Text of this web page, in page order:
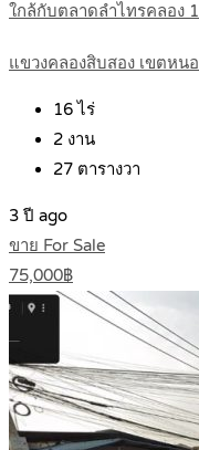
ใกล้กับตลาดลำไทรคลอง
แขวงคลองสิบสอง เขตหน
16ไร่
2 งาน
27 ตารางวา
3 ปี ago
ขาย For Sale
75,000฿